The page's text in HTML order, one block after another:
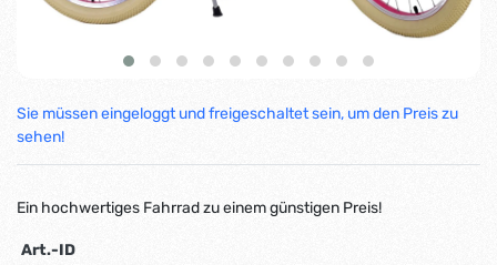
Sie müssen eingeloggt und freigeschaltet sein, um den Preis zu
sehen!
Ein hochwertiges Fahrrad zu einem günstigen Preis!
Art.-ID